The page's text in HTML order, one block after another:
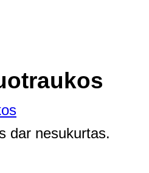
dar nesukurtas.